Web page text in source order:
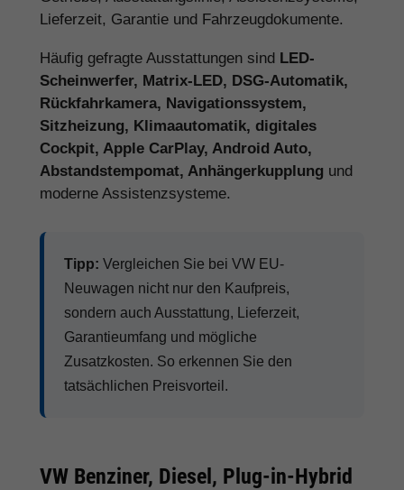
Lieferzeit, Garantie und Fahrzeugdokumente.
Häufig gefragte Ausstattungen sind LED-
Scheinwerfer, Matrix-LED, DSG-Automatik,
Rückfahrkamera, Navigationssystem,
Sitzheizung, Klimaautomatik, digitales
Cockpit, Apple CarPlay, Android Auto,
Abstandstempomat, Anhängerkupplung und
moderne Assistenzsysteme.
Tipp: Vergleichen Sie bei VW EU-
Neuwagen nicht nur den Kaufpreis,
sondern auch Ausstattung, Lieferzeit,
Garantieumfang und mögliche
Zusatzkosten. So erkennen Sie den
tatsächlichen Preisvorteil.
VW Benziner, Diesel, Plug-in-Hybrid